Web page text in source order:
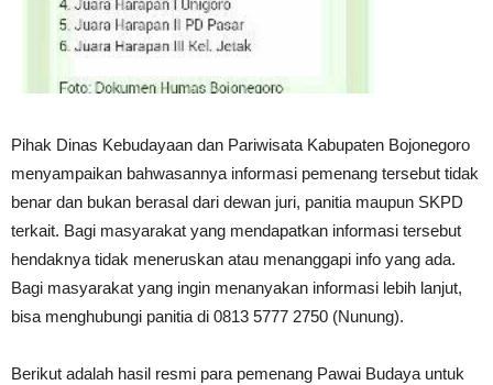
Pihak Dinas Kebudayaan dan Pariwisata Kabupaten Bojonegoro
menyampaikan bahwasannya informasi pemenang tersebut tidak
benar dan bukan berasal dari dewan juri, panitia maupun SKPD
terkait. Bagi masyarakat yang mendapatkan informasi tersebut
hendaknya tidak meneruskan atau menanggapi info yang ada.
Bagi masyarakat yang ingin menanyakan informasi lebih lanjut,
bisa menghubungi panitia di 0813 5777 2750 (Nunung).
Berikut adalah hasil resmi para pemenang Pawai Budaya untuk